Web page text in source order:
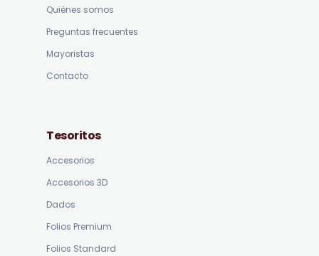
Quiénes somos
Preguntas frecuentes
Mayoristas
Contacto
Tesoritos
Accesorios
Accesorios 3D
Dados
Folios Premium
Folios Standard